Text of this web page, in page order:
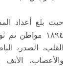
حيث بلغ أعداد
١٨٩٤ مواطن
القلب، الصدر،
والأعصاب، الأنف